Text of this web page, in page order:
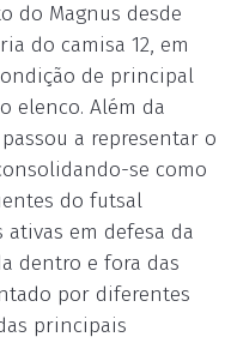
do Magnus desde
do camisa 12, em
de principal
elenco. Além da
a representar o
se como
do futsal
ativas em defesa da
dentro e fora das
por diferentes
principais